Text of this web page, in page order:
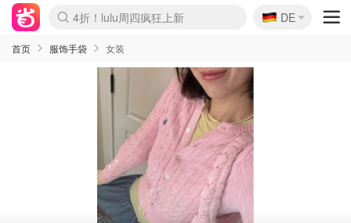
Boticinal 夏促开抢！
4折！lulu周四疯狂上新
还没结束！&OtherStories大促
Joybuy变相75折 随时失效
速领！Stanley独家85折
疑似霸哥！Camper额外叠85折
Zalando 奥莱闪促！每日更新
Moncler反季囤！5折起+叠9折
Coach Brooklyn仅€192
🇩🇪
DE
首页 服饰手袋 女装